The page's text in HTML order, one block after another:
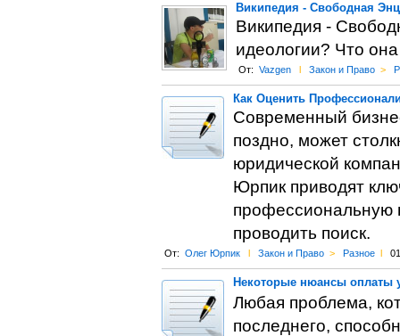
Википедия - Свободная
Википедия -
идеологии? Что
От: Vazgen l Закон и Право >
Как Оценить
Современный
поздно, может
юридической
Юрпик приводят
профессиональную
проводить поиск.
От: Олег Юрпик l Закон и Право > Разное l
Некоторые нюансы оплаты
Любая проблема,
последнего,